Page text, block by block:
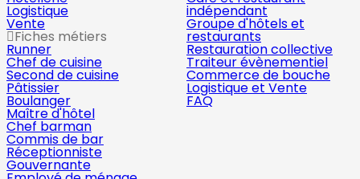
Logistique
Vente
Fiches métiers
Runner
Chef de cuisine
Second de cuisine
Pâtissier
Boulanger
Maître d'hôtel
Chef barman
Commis de bar
Réceptionniste
Gouvernante
indépendant
Groupe d'hôtels et
restaurants
Restauration collective
Traiteur évènementiel
Commerce de bouche
Logistique et Vente
FAQ